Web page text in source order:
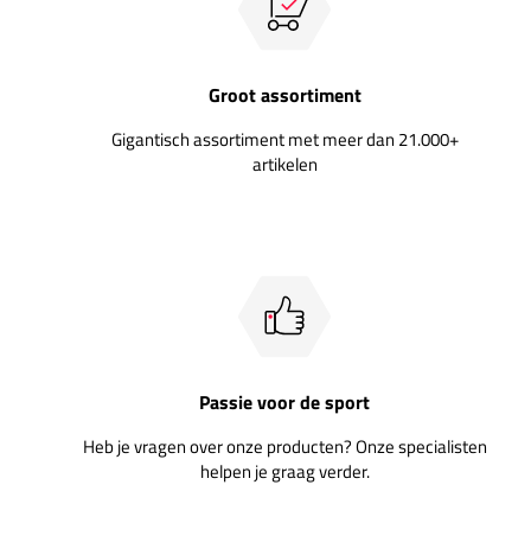
Groot assortiment
Gigantisch assortiment met meer dan 21.000+
artikelen
Passie voor de sport
Heb je vragen over onze producten? Onze specialisten
helpen je graag verder.